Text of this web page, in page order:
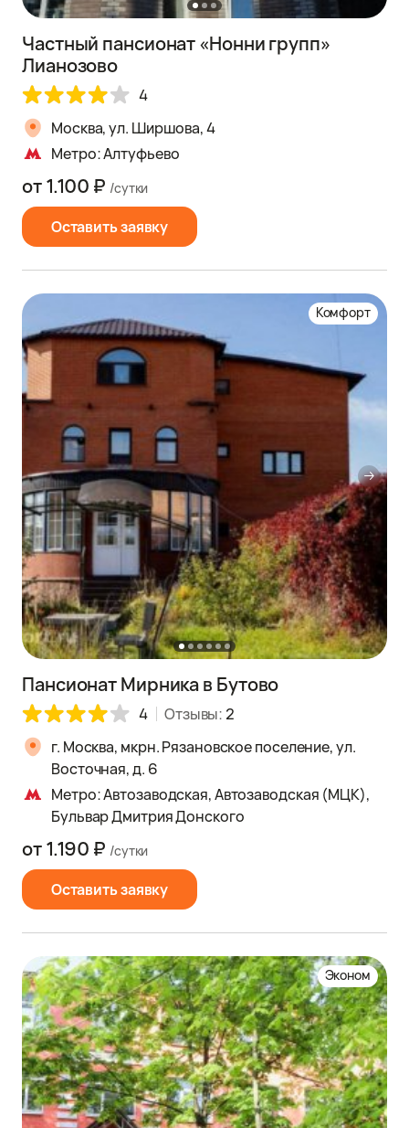
Частный пансионат «Нонни групп»
Лианозово
4
Москва, ул. Ширшова, 4
Метро: Алтуфьево
Оставить заявку
от 1.100 ₽ /сутки
Комфорт
Пансионат Мирника в Бутово
4 Отзывы: 2
г. Москва, мкрн. Рязановское поселение, ул.
Восточная, д. 6
Метро: Автозаводская, Автозаводская (МЦК),
Бульвар Дмитрия Донского
Оставить заявку
от 1.190 ₽ /сутки
Эконом